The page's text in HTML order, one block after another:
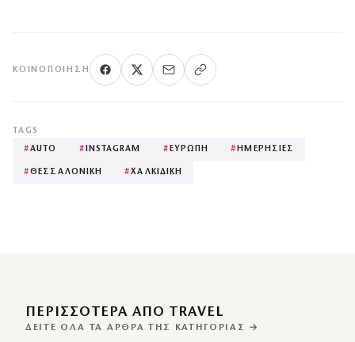
ΚΟΙΝΟΠΟΊΗΣΗ
TAGS
#AUTO #INSTAGRAM #ΕΥΡΩΠΗ #ΗΜΕΡΗΣΙΕΣ
#ΘΕΣΣΑΛΟΝΙΚΗ #ΧΑΛΚΙΔΙΚΗ
ΠΕΡΙΣΣΌΤΕΡΑ ΑΠΌ TRAVEL
ΔΕΊΤΕ ΌΛΑ ΤΑ ΆΡΘΡΑ ΤΗΣ ΚΑΤΗΓΟΡΊΑΣ →